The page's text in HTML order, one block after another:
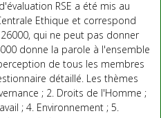
RSE a été mis au
Ethique et correspond
qui ne peut pas donner
donne la parole à l'ensemble
de tous les membres
détaillé. Les thèmes
; 2. Droits de l'Homme ;
; 4. Environnement ; 5.